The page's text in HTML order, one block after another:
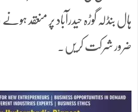
ہال بنڈلہ گوڑہ حیدرآباد پر منعقد
ضرور شرکت کریں۔